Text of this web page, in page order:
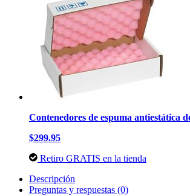
Contenedores de espuma antiestática
$299.95
Retiro GRATIS en la tienda
Descripción
Preguntas y respuestas (0)